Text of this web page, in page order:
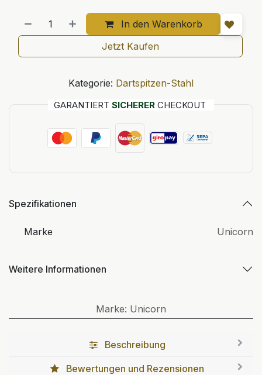
In den Warenkorb
Jetzt Kaufen
Kategorie: Dartspitzen-Stahl
GARANTIERT SICHERER CHECKOUT
Spezifikationen
Marke Unicorn
Weitere Informationen
Marke: Unicorn
Beschreibung
Bewertungen und Rezensionen